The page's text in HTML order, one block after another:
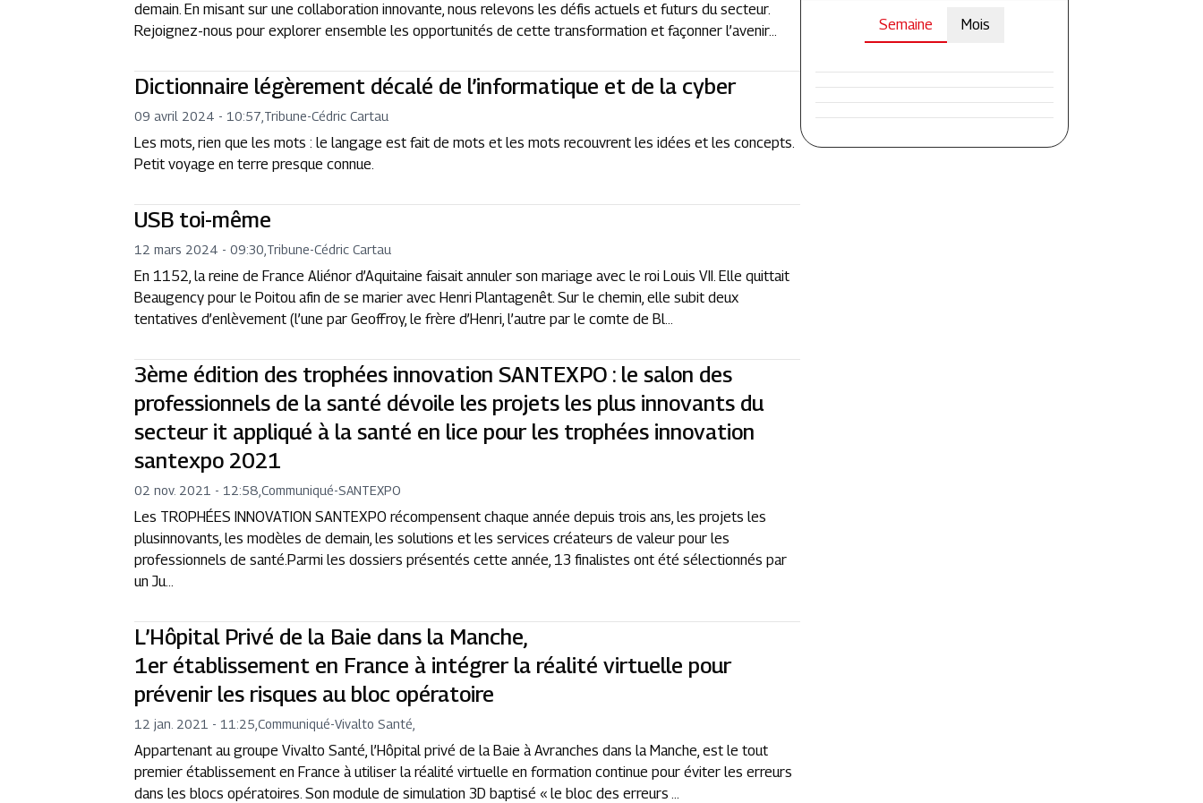
demain. En misant sur une collaboration innovante, nous relevons les défis actuels et futurs du secteur.
Rejoignez-nous pour explorer ensemble les opportunités de cette transformation et façonner l’avenir...
Dictionnaire légèrement décalé de l’informatique et de la cyber
09 avril 2024 - 10:57 Tribune-Cédric Cartau
Les mots, rien que les mots : le langage est fait de mots et les mots recouvrent les idées et les concepts.
Petit voyage en terre presque connue.
USB toi-même
12 mars 2024 - 09:30 Tribune-Cédric Cartau
En 1152, la reine de France Aliénor d’Aquitaine faisait annuler son mariage avec le roi Louis VII. Elle quittait
Beaugency pour le Poitou afin de se marier avec Henri Plantagenêt. Sur le chemin, elle subit deux
tentatives d’enlèvement (l’une par Geoffroy, le frère d’Henri, l’autre par le comte de Bl...
3ème édition des trophées innovation SANTEXPO : le salon des
professionnels de la santé dévoile les projets les plus innovants du
secteur it appliqué à la santé en lice pour les trophées innovation
santexpo 2021
02 nov. 2021 - 12:58 ,Communiqué-SANTEXPO
Les TROPHÉES INNOVATION SANTEXPO récompensent chaque année depuis trois ans, les projets les
plusinnovants, les modèles de demain, les solutions et les services créateurs de valeur pour les
professionnels de santé.Parmi les dossiers présentés cette année, 13 finalistes ont été sélectionnés par
un Ju...
L’Hôpital Privé de la Baie dans la Manche,
1er établissement en France à intégrer la réalité virtuelle pour
prévenir les risques au bloc opératoire
12 jan. 2021 - 11:25 ,Communiqué-Vivalto Santé,
Appartenant au groupe Vivalto Santé, l’Hôpital privé de la Baie à Avranches dans la Manche, est le tout
premier établissement en France à utiliser la réalité virtuelle en formation continue pour éviter les erreurs
dans les blocs opératoires. Son module de simulation 3D baptisé « le bloc des erreurs ...
Semaine Mois